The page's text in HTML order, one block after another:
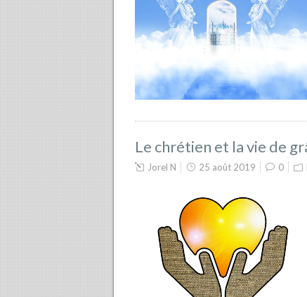
Le chrétien et la vie de
Jorel N 25 août 2019 0